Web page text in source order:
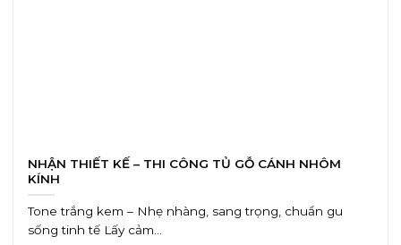
NHẬN THIẾT KẾ – THI CÔNG TỦ GỖ CÁNH NHÔM
KÍNH
Tone trắng kem – Nhẹ nhàng, sang trọng, chuẩn gu
sống tinh tế Lấy cảm...